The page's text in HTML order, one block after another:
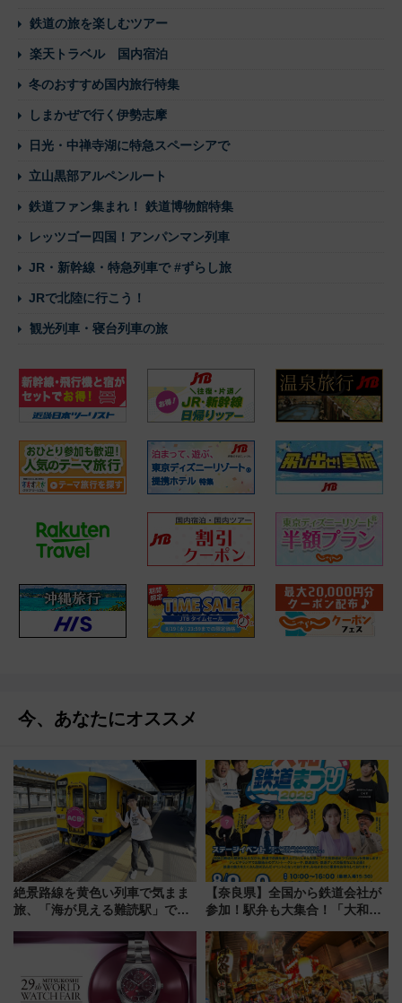
鉄道の旅を楽しむツアー
楽天トラベル 国内宿泊
冬のおすすめ国内旅行特集
しまかぜで行く伊勢志摩
日光・中禅寺湖に特急スペーシアで
立山黒部アルペンルート
鉄道ファン集まれ！ 鉄道博物館特集
レッツゴー四国！アンパンマン列車
JR・新幹線・特急列車で #ずらし旅
JRで北陸に行こう！
観光列車・寝台列車の旅
今、あなたにオススメ
絶景路線を黄色い列車で気まま
旅、「海が見える難読駅」で幸
「新・鉄道ひとり旅」279回目
の舞台は「島原鉄道」
【奈良県】全国から鉄道会社が
参加！駅弁も大集合！「大和鉄
に開催決定